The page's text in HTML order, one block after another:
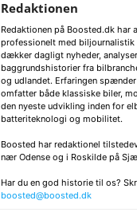
Redaktionen
Redaktionen på Boosted.dk har
professionelt med biljournalistik
dækker dagligt nyheder,
baggrundshistorier fra
og udlandet. Erfaringen
omfatter både klassiske biler,
den nyeste udvikling inden for
batteriteknologi og mobilitet.
Boosted har redaktionel
nær Odense og i Roskilde på
Har du en god historie til os?
boosted@boosted.dk